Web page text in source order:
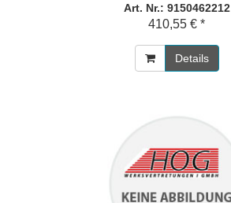
Art. Nr.: 9150462212
410,55 € *
Details